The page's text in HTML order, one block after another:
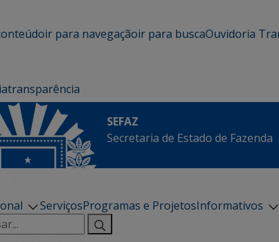
ir para navegaçãoir para buscaOuvidoria
transparência
SEFAZ
Secretaria de Estado de Fazenda
ServiçosProgramas e ProjetosInformativos